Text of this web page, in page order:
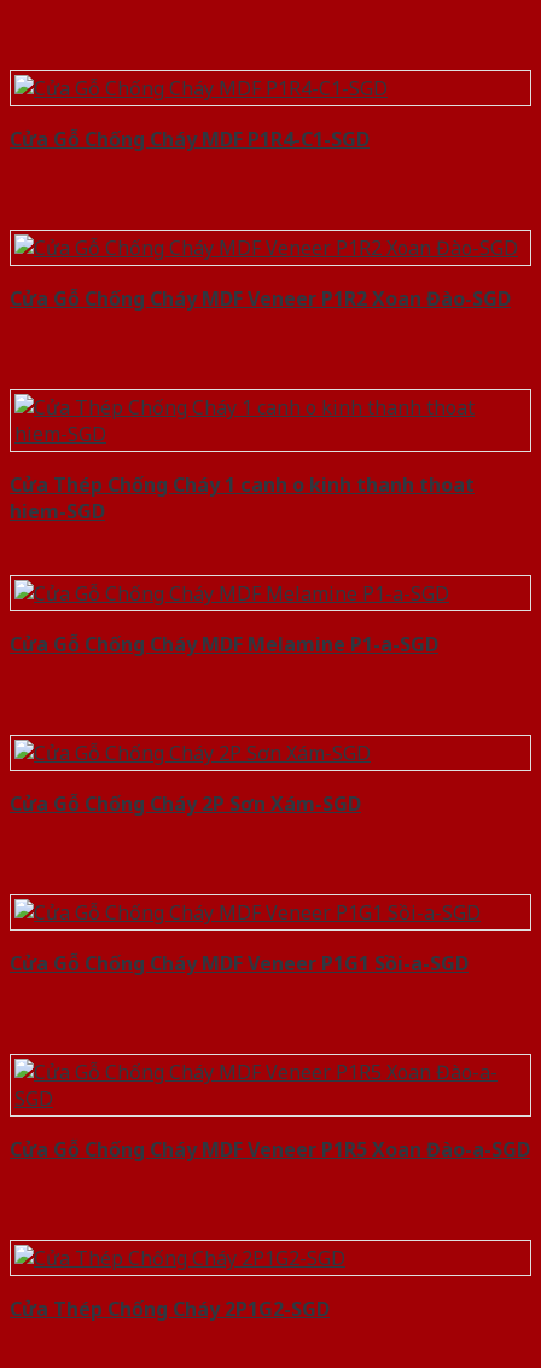
Cửa Gỗ Chống Cháy MDF P1R4-C1-SGD
Cửa Gỗ Chống Cháy MDF Veneer P1R2 Xoan Đào-SGD
Cửa Thép Chống Cháy 1 canh o kinh thanh thoat
hiem-SGD
Cửa Gỗ Chống Cháy MDF Melamine P1-a-SGD
Cửa Gỗ Chống Cháy 2P Sơn Xám-SGD
Cửa Gỗ Chống Cháy MDF Veneer P1G1 Sồi-a-SGD
Cửa Gỗ Chống Cháy MDF Veneer P1R5 Xoan Đào-a-SGD
Cửa Thép Chống Cháy 2P1G2-SGD